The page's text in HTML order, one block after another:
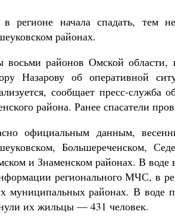
в регионе начала спадать,
районах.
восьми районов Омской области,
Назарову об оперативной
сообщает пресс-служба
района. Ранее спасатели
официальным данным,
Большереченском,
и Знаменском районах. В воде
регионального МЧС, в
муниципальных районах. В воде
их жильцы — 431 человек.